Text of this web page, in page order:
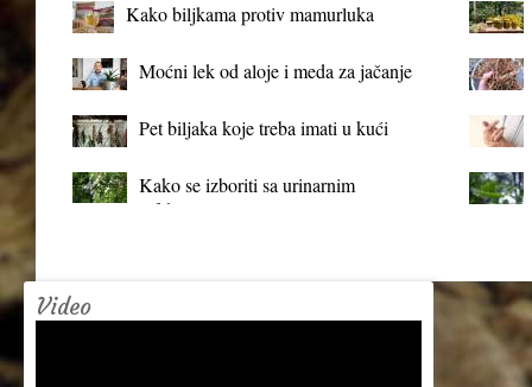
Kako biljkama protiv mamurluka
Moćni lek od aloje i meda za jačanje
Pet biljaka koje treba imati u kući
Kako se izboriti sa urinarnim
infekcijama?
Video